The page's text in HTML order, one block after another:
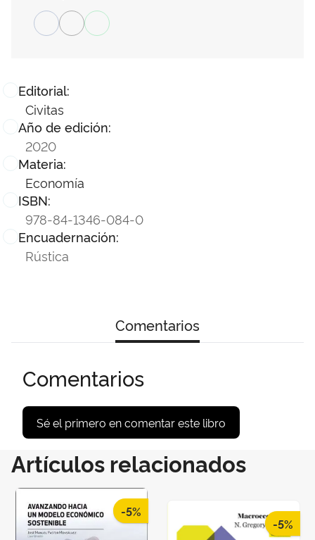
Editorial:
Civitas
Año de edición:
2020
Materia:
Economía
ISBN:
978-84-1346-084-0
Encuadernación:
Rústica
Comentarios
Comentarios
Sé el primero en comentar este libro
Artículos relacionados
-5%
-5%